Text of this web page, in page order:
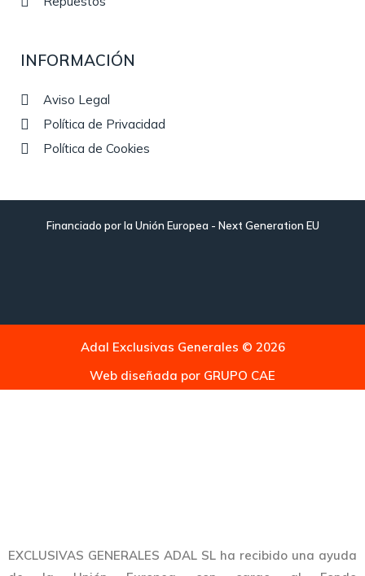
INFORMACIÓN
Aviso Legal
Política de Privacidad
Política de Cookies
Financiado por la Unión Europea - Next Generation EU
Adal Exclusivas Generales © 2026
Web diseñada por GRUPO CAE
EXCLUSIVAS GENERALES ADAL SL ha recibido una ayuda